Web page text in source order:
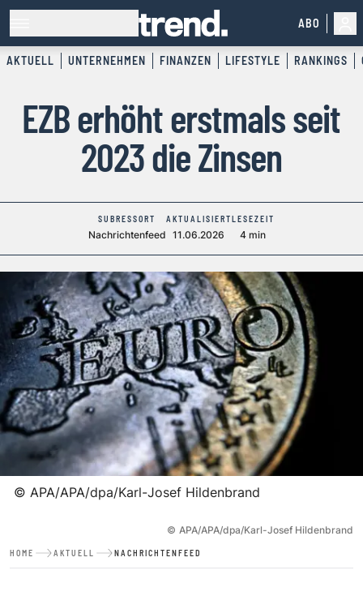
ABO
AKTUELL UNTERNEHMEN FINANZEN LIFESTYLE RANKINGS
EZB erhöht erstmals seit
2023 die Zinsen
SUBRESSORT
Nachrichtenfeed
AKTUALISIERT
11.06.2026
LESEZEIT
4 min
© APA/APA/dpa/Karl-Josef Hildenbrand
© APA/APA/dpa/Karl-Josef Hildenbrand
HOME AKTUELL NACHRICHTENFEED